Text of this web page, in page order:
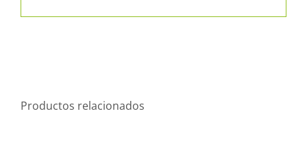
Productos relacionados